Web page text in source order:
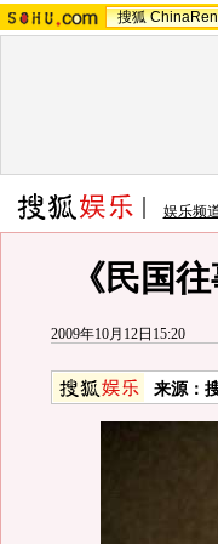
搜狐 ChinaRen
娱乐频
《民国
2009年10月12日15:20
来源：